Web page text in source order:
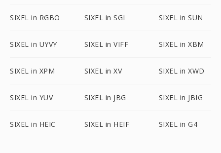
SIXEL in RGBO SIXEL in SGI SIXEL in SUN
SIXEL in UYVY SIXEL in VIFF SIXEL in XBM
SIXEL in XPM SIXEL in XV SIXEL in XWD
SIXEL in YUV SIXEL in JBG SIXEL in JBIG
SIXEL in HEIC SIXEL in HEIF SIXEL in G4